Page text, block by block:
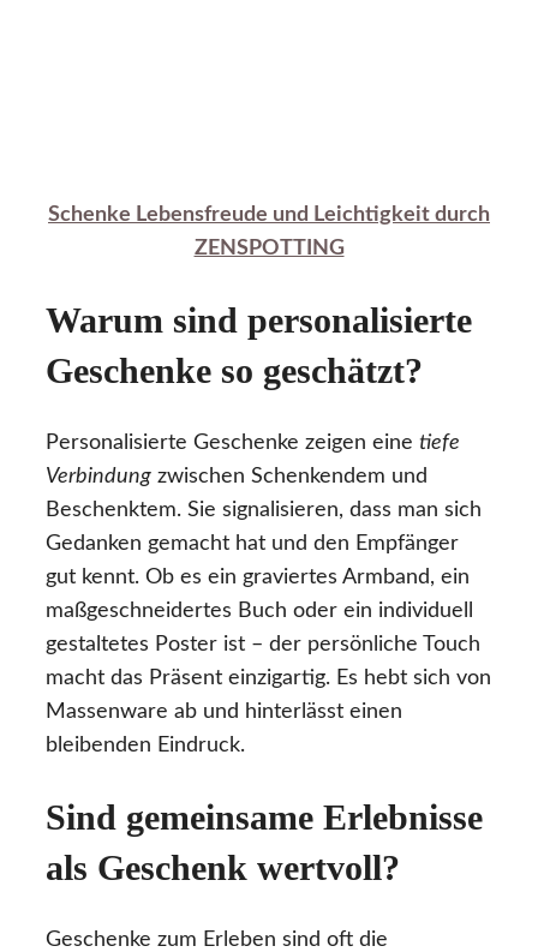
Schenke Lebensfreude und Leichtigkeit durch
ZENSPOTTING
Warum sind personalisierte
Geschenke so geschätzt?
Personalisierte Geschenke zeigen eine tiefe
Verbindung zwischen Schenkendem und
Beschenktem. Sie signalisieren, dass man sich
Gedanken gemacht hat und den Empfänger
gut kennt. Ob es ein graviertes Armband, ein
maßgeschneidertes Buch oder ein individuell
gestaltetes Poster ist – der persönliche Touch
macht das Präsent einzigartig. Es hebt sich von
Massenware ab und hinterlässt einen
bleibenden Eindruck.
Sind gemeinsame Erlebnisse
als Geschenk wertvoll?
Geschenke zum Erleben sind oft die